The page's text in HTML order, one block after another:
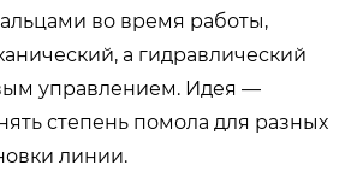
во время работы,
а гидравлический
управлением. Идея —
степень помола для разных
линии.